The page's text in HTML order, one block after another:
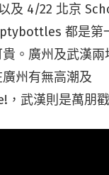
及 4/22 北京
都是第
。廣州及武漢兩
州有無高潮及
，武漢則是萬朋